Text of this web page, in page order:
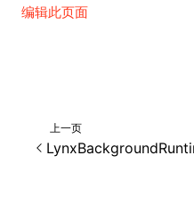
编辑此页面
上一页